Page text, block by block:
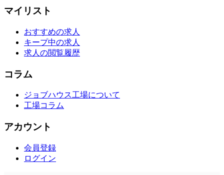
マイリスト
おすすめの求人
キープ中の求人
求人の閲覧履歴
コラム
ジョブハウス工場について
工場コラム
アカウント
会員登録
ログイン